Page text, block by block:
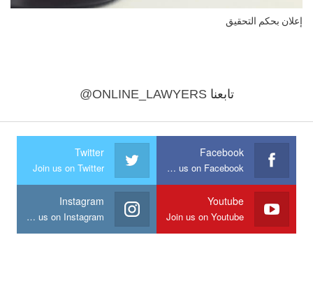
إعلان بحكم التحقيق
تابعنا@ONLINE_LAWYERS
Facebook
Join us on Facebook
Twitter
Join us on Twitter
Youtube
Join us on Youtube
Instagram
Join us on Instagram